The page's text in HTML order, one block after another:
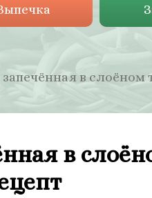
в слоёном
в